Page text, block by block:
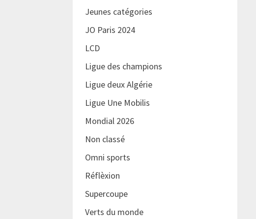
Jeunes catégories
JO Paris 2024
LCD
Ligue des champions
Ligue deux Algérie
Ligue Une Mobilis
Mondial 2026
Non classé
Omni sports
Réflèxion
Supercoupe
Verts du monde